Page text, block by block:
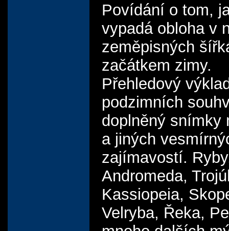
Povídání o tom,
vypadá obloha v
zeměpisných
začátkem zimy.
Přehledový
podzimních
doplněný snímky
a jiných
zajímavostí.
Andromeda,
Kassiopeia,
Velryba, Řeka,